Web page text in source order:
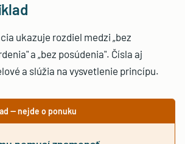
ukazuje rozdiel medzi „bez
a „bez posúdenia". Čísla aj
a slúžia na vysvetlenie princípu.
— nejde o ponuku